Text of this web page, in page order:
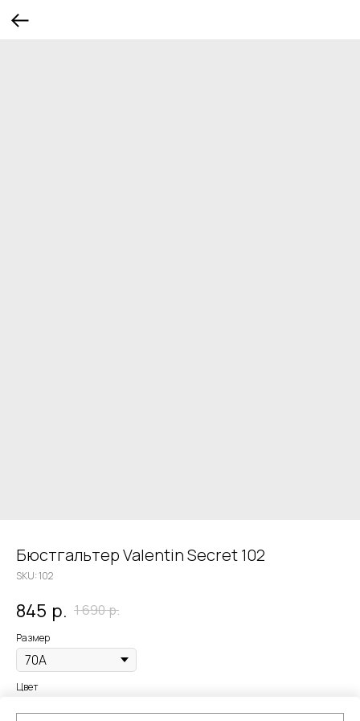
Бюстгальтер Valentin Secret 102
SKU:102
845 р. 1 690р.
Размер
Цвет